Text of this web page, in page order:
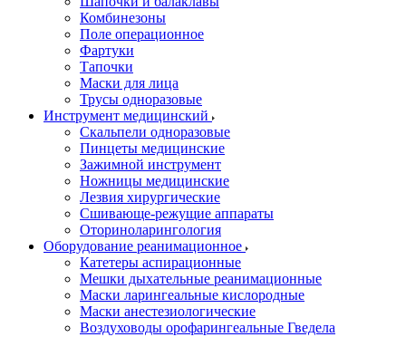
Комбинезоны
Поле операционное
Фартуки
Тапочки
Маски для лица
Трусы одноразовые
Инструмент медицинский
Скальпели одноразовые
Пинцеты медицинские
Зажимной инструмент
Ножницы медицинские
Лезвия хирургические
Сшивающе-режущие аппараты
Оториноларингология
Оборудование реанимационное
Катетеры аспирационные
Мешки дыхательные реанимационные
Маски ларингеальные кислородные
Маски анестезиологические
Воздуховоды орофарингеальные Гведела